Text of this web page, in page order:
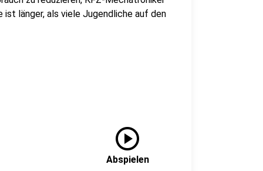
ist länger, als viele Jugendliche auf den
play_circle
Abspielen